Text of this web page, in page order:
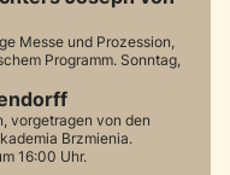
Messe und Prozession,
Programm. Sonntag,
vorgetragen von den
Brzmienia.
16:00 Uhr.